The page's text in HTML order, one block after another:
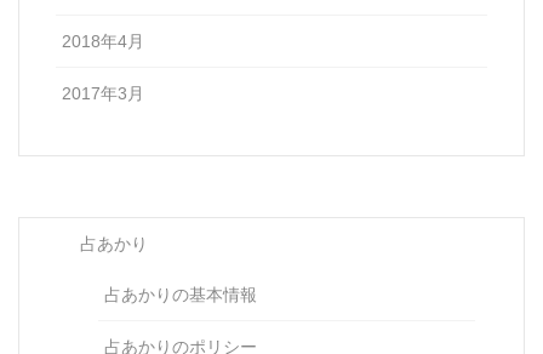
2018年4月
2017年3月
占あかり
占あかりの基本情報
占あかりのポリシー